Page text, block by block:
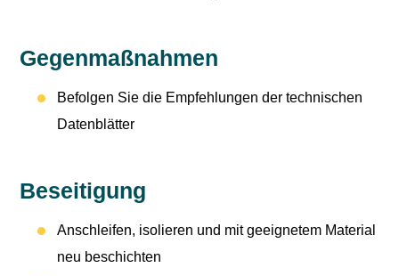
Gegenmaßnahmen
Befolgen Sie die Empfehlungen der technischen
Datenblätter
Beseitigung
Anschleifen, isolieren und mit geeignetem Material
neu beschichten